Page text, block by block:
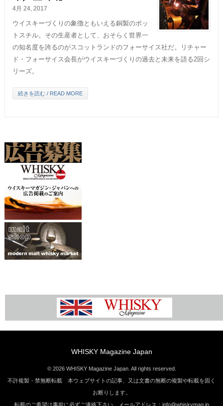
4月 24, 2017
ウイスキーづくりの象徴ともいえる銅製のポッ
トスチル。その生産者として、おそらく世界一
の知名度を誇るのがスコットランドのフォーサイス社だ。リチャー
ド・フォーサイス会長がウイスキーづくりの過去と未来を語る2回シ
リーズ。
続きを読む / READ MORE
WHISKY Magazine Japan
© 2026 WHISKY Magazine Japan. All rights reserved.
不許複製・禁無断転載 本ウェブサイトの記事、又は文書の無断の複製や転載を固く
お断りします。
転載のご希望は事前に必ずご連絡下さい。メールアドレス：info@whiskymag.jp